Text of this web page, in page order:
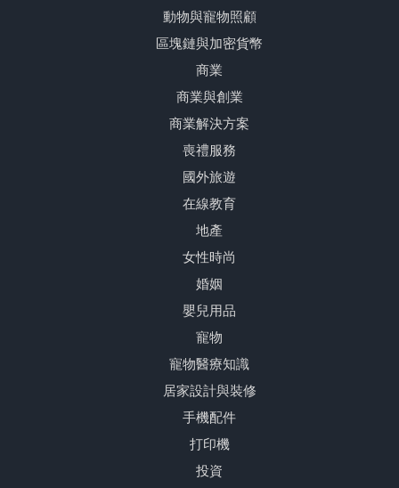
動物與寵物照顧
區塊鏈與加密貨幣
商業
商業與創業
商業解決方案
喪禮服務
國外旅遊
在線教育
地產
女性時尚
婚姻
嬰兒用品
寵物
寵物醫療知識
居家設計與裝修
手機配件
打印機
投資